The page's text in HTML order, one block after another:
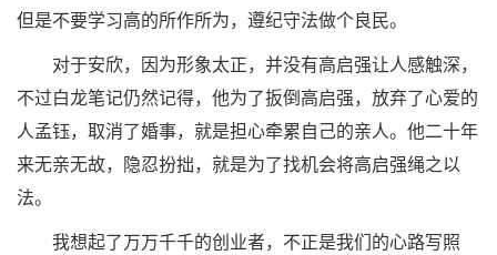
但是不要学习高的所作所为，遵纪守法做个良民。
对于安欣，因为形象太正，并没有高启强让人感触深，
不过白龙笔记仍然记得，他为了扳倒高启强，放弃了心爱的
人孟钰，取消了婚事，就是担心牵累自己的亲人。他二十年
来无亲无故，隐忍扮拙，就是为了找机会将高启强绳之以
法。
我想起了万万千千的创业者，不正是我们的心路写照